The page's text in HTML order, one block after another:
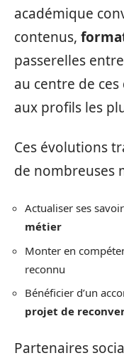
académique
contenus,
passerelles
au centre de
aux profils les
Ces évolutions
de nombreuses
Actualiser ses
métier
Monter en
reconnu
Bénéficier d’un
projet de
Partenaires